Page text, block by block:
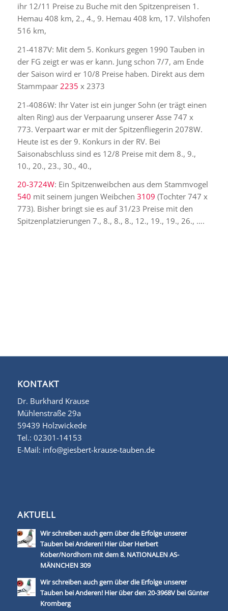
ihr 12/11 Preise zu Buche mit den Spitzenpreisen 1.
Hemau 408 km, 2., 4., 9. Hemau 408 km, 17. Vilshofen
516 km,
21-4187V: Mit dem 5. Konkurs gegen 1990 Tauben in
der FG zeigt er was er kann. Jung schon 7/7, am Ende
der Saison wird er 10/8 Preise haben. Direkt aus dem
Stammpaar2235 x 2373
21-4086W: Ihr Vater ist ein junger Sohn (er trägt einen
alten Ring) aus der Verpaarung unserer Asse 747 x
773. Verpaart war er mit der Spitzenfliegerin 2078W.
Heute ist es der 9. Konkurs in der RV. Bei
Saisonabschluss sind es 12/8 Preise mit dem 8., 9.,
10., 20., 23., 30., 40.,
20-3724W: Ein Spitzenweibchen aus dem Stammvogel
540 mit seinem jungen Weibchen 3109 (Tochter 747 x
773). Bisher bringt sie es auf 31/23 Preise mit den
Spitzenplatzierungen 7., 8., 8., 8., 12., 19., 19., 26., ….
KONTAKT
Dr. Burkhard Krause
Mühlenstraße 29a
59439 Holzwickede
Tel.: 02301-14153
E-Mail: info@giesbert-krause-tauben.de
AKTUELL
Wir schreiben auch gern über die Erfolge unserer
Tauben bei Anderen! Hier über Herbert
Kober/Nordhorn mit dem 8. NATIONALEN AS-
MÄNNCHEN 309
Wir schreiben auch gern über die Erfolge unserer
Tauben bei Anderen! Hier über den 20-3968V bei Günter
Kromberg